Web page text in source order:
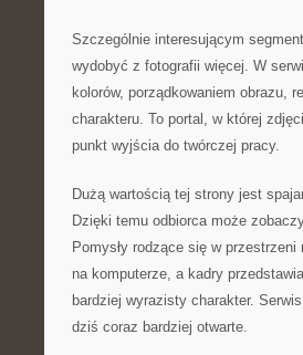
Szczególnie interesującym
wydobyć z fotografii więcej. W
kolorów, porządkowaniem obrazu,
charakteru. To portal, w której
punkt wyjścia do twórczej pracy.
Dużą wartością tej strony jest
Dzięki temu odbiorca może
Pomysły rodzące się w
na komputerze, a kadry
bardziej wyrazisty charakter.
dziś coraz bardziej otwarte.